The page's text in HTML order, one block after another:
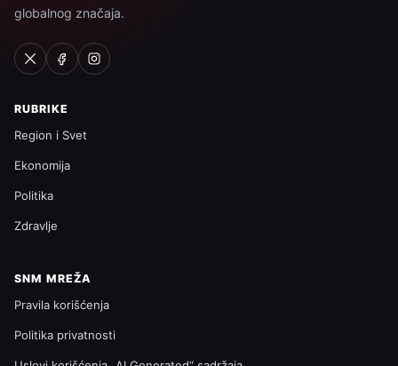
globalnog značaja.
RUBRIKE
Region i Svet
Ekonomija
Politika
Zdravlje
SNM MREŽA
Pravila korišćenja
Politika privatnosti